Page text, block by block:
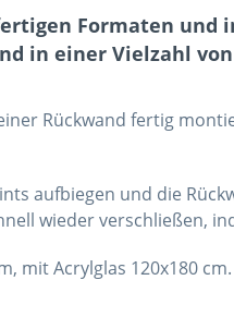
Formaten
in einer Vielzahl
Rückwand fertig
aufbiegen und die
wieder verschließen,
mit Acrylglas 120x180